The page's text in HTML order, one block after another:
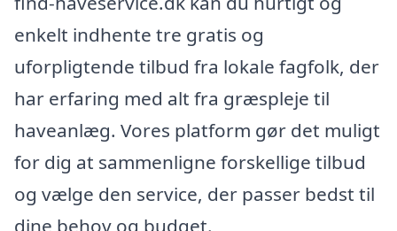
enkelt indhente tre gratis og
uforpligtende tilbud fra lokale fagfolk, der
har erfaring med alt fra græspleje til
haveanlæg. Vores platform gør det muligt
for dig at sammenligne forskellige tilbud
og vælge den service, der passer bedst til
dine behov og budget.